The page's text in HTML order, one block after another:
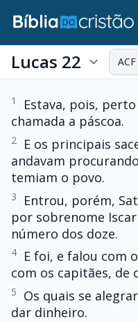
Lucas 22 ACF
1
Estava, pois,
chamada a páscoa.
2
E os principais
andavam
temiam o povo.
3
Entrou, porém,
por sobrenome
número dos doze.
4
E foi, e falou com
com os capitães, de
5
Os quais se
dar dinheiro.